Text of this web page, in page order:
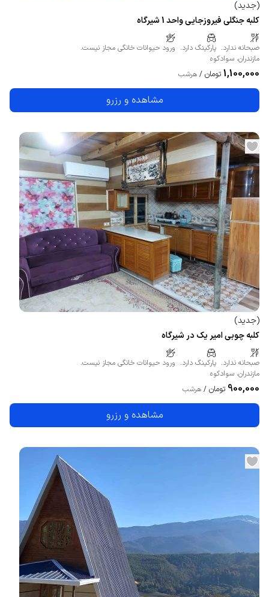
(جدید)
کلبه جنگلی فیروزجایی واحد 1 شیرگاه
صبحانه ندارد. پارکینگ دارد. ورود حیوانات خانگی مجاز نیست.
مازندران، سوادکوه
1,100,000 تومان / هرشب
مشاهده و رزرو
(جدید)
کلبه چوبی امیر یک در شیرگاه
صبحانه ندارد. پارکینگ دارد. ورود حیوانات خانگی مجاز نیست.
مازندران، سوادکوه
900,000 تومان / هرشب
مشاهده و رزرو